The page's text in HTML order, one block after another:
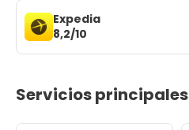
Expedia
8,2/10
Servicios principales